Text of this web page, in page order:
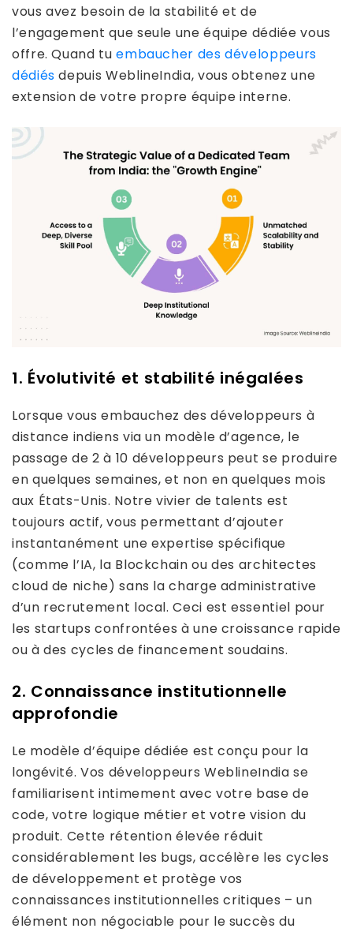
vous avez besoin de la stabilité et de
l’engagement que seule une équipe dédiée vous
offre. Quand tuembaucher des développeurs
dédiés depuis WeblineIndia, vous obtenez une
extension de votre propre équipe interne.
1. Évolutivité et stabilité inégalées
Lorsque vous embauchez des développeurs à
distance indiens via un modèle d’agence, le
passage de 2 à 10 développeurs peut se produire
en quelques semaines, et non en quelques mois
aux États-Unis. Notre vivier de talents est
toujours actif, vous permettant d’ajouter
instantanément une expertise spécifique
(comme l’IA, la Blockchain ou des architectes
cloud de niche) sans la charge administrative
d’un recrutement local. Ceci est essentiel pour
les startups confrontées à une croissance rapide
ou à des cycles de financement soudains.
2. Connaissance institutionnelle
approfondie
Le modèle d’équipe dédiée est conçu pour la
longévité. Vos développeurs WeblineIndia se
familiarisent intimement avec votre base de
code, votre logique métier et votre vision du
produit. Cette rétention élevée réduit
considérablement les bugs, accélère les cycles
de développement et protège vos
connaissances institutionnelles critiques – un
élément non négociable pour le succès du